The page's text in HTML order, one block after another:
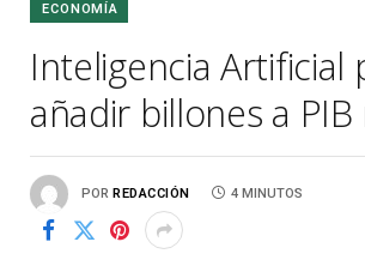
ECONOMÍA
Inteligencia Artificial
añadir billones a
POR REDACCIÓN 4 MINUTOS